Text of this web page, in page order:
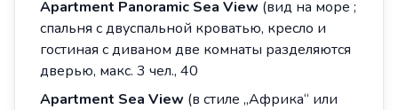
Apartment Panoramic Sea View (вид на море ;
спальня с двуспальной кроватью, кресло и
гостиная с диваном две комнаты разделяются
дверью, макс. 3 чел., 40
Apartment Sea View (в стиле „Африка“ или